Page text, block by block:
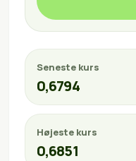
Seneste kurs
0,6794
Højeste kurs
0,6851